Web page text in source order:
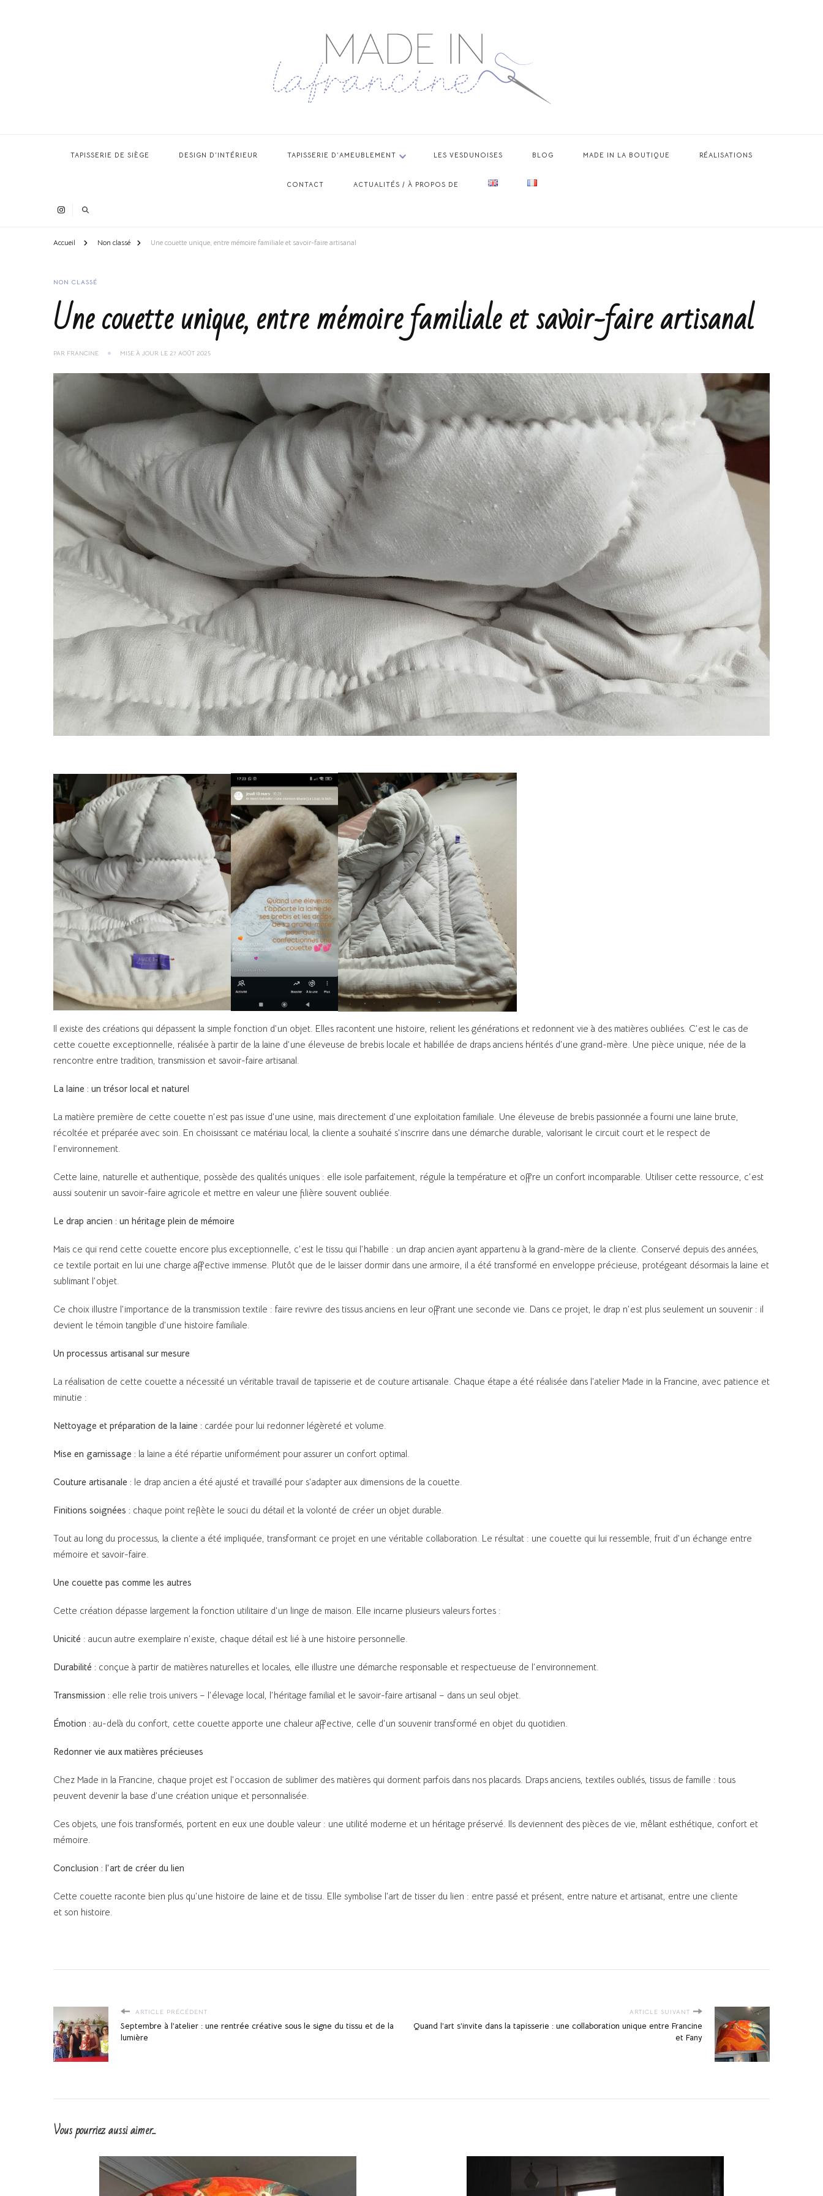
TAPISSERIE DE SIÈGE DESIGN D’INTÉRIEUR TAPISSERIE D’AMEUBLEMENT LES VESDUNOISES BLOG MADE IN LA BOUTIQUE RÉALISATIONS
CONTACT ACTUALITÉS / À PROPOS DE
Accueil Non classé Une couette unique, entre mémoire familiale et savoir-faire artisanal
NON CLASSÉ
Une couette unique, entre mémoire familiale et savoir-faire artisanal
PAR FRANCINE MISE À JOUR LE 27 AOÛT 2025
Il existe des créations qui dépassent la simple fonction d’un objet. Elles racontent une histoire, relient les générations et redonnent vie à des matières oubliées. C’est le cas de
cette couette exceptionnelle, réalisée à partir de la laine d’une éleveuse de brebis locale et habillée de draps anciens hérités d’une grand-mère. Une pièce unique, née de la
rencontre entre tradition, transmission et savoir-faire artisanal.
La laine : un trésor local et naturel
La matière première de cette couette n’est pas issue d’une usine, mais directement d’une exploitation familiale. Une éleveuse de brebis passionnée a fourni une laine brute,
récoltée et préparée avec soin. En choisissant ce matériau local, la cliente a souhaité s’inscrire dans une démarche durable, valorisant le circuit court et le respect de
l’environnement.
Cette laine, naturelle et authentique, possède des qualités uniques : elle isole parfaitement, régule la température et offre un confort incomparable. Utiliser cette ressource, c’est
aussi soutenir un savoir-faire agricole et mettre en valeur une filière souvent oubliée.
Le drap ancien : un héritage plein de mémoire
Mais ce qui rend cette couette encore plus exceptionnelle, c’est le tissu qui l’habille : un drap ancien ayant appartenu à la grand-mère de la cliente. Conservé depuis des années,
ce textile portait en lui une charge affective immense. Plutôt que de le laisser dormir dans une armoire, il a été transformé en enveloppe précieuse, protégeant désormais la laine et
sublimant l’objet.
Ce choix illustre l’importance de la transmission textile : faire revivre des tissus anciens en leur offrant une seconde vie. Dans ce projet, le drap n’est plus seulement un souvenir : il
devient le témoin tangible d’une histoire familiale.
Un processus artisanal sur mesure
La réalisation de cette couette a nécessité un véritable travail de tapisserie et de couture artisanale. Chaque étape a été réalisée dans l’atelier Made in la Francine, avec patience et
minutie :
Nettoyage et préparation de la laine : cardée pour lui redonner légèreté et volume.
Mise en garnissage : la laine a été répartie uniformément pour assurer un confort optimal.
Couture artisanale : le drap ancien a été ajusté et travaillé pour s’adapter aux dimensions de la couette.
Finitions soignées : chaque point reflète le souci du détail et la volonté de créer un objet durable.
Tout au long du processus, la cliente a été impliquée, transformant ce projet en une véritable collaboration. Le résultat : une couette qui lui ressemble, fruit d’un échange entre
mémoire et savoir-faire.
Une couette pas comme les autres
Cette création dépasse largement la fonction utilitaire d’un linge de maison. Elle incarne plusieurs valeurs fortes :
Unicité : aucun autre exemplaire n’existe, chaque détail est lié à une histoire personnelle.
Durabilité : conçue à partir de matières naturelles et locales, elle illustre une démarche responsable et respectueuse de l’environnement.
Transmission : elle relie trois univers – l’élevage local, l’héritage familial et le savoir-faire artisanal – dans un seul objet.
Émotion : au-delà du confort, cette couette apporte une chaleur affective, celle d’un souvenir transformé en objet du quotidien.
Redonner vie aux matières précieuses
Chez Made in la Francine, chaque projet est l’occasion de sublimer des matières qui dorment parfois dans nos placards. Draps anciens, textiles oubliés, tissus de famille : tous
peuvent devenir la base d’une création unique et personnalisée.
Ces objets, une fois transformés, portent en eux une double valeur : une utilité moderne et un héritage préservé. Ils deviennent des pièces de vie, mêlant esthétique, confort et
mémoire.
Conclusion : l’art de créer du lien
Cette couette raconte bien plus qu’une histoire de laine et de tissu. Elle symbolise l’art de tisser du lien : entre passé et présent, entre nature et artisanat, entre une cliente
et son histoire.
ARTICLE PRÉCÉDENT
Septembre à l’atelier : une rentrée créative sous le signe du tissu et de la
lumière
ARTICLE SUIVANT
Quand l’art s’invite dans la tapisserie : une collaboration unique entre Francine
et Fany
Vous pourriez aussi aimer...